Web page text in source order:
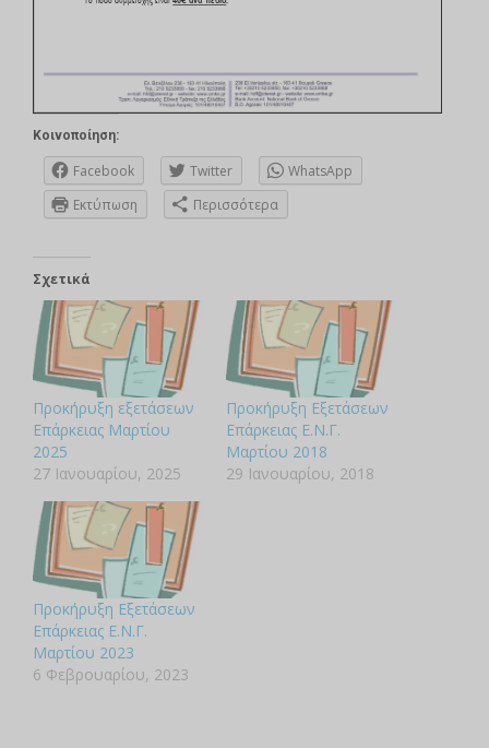
Κοινοποίηση:
Facebook Twitter
WhatsApp
Εκτύπωση
Περισσότερα
Σχετικά
Προκήρυξη εξετάσεων
Επάρκειας Μαρτίου
2025
27 Ιανουαρίου, 2025
Προκήρυξη Εξετάσεων
Επάρκειας Ε.Ν.Γ.
Μαρτίου 2018
29 Ιανουαρίου, 2018
Προκήρυξη Εξετάσεων
Επάρκειας Ε.Ν.Γ.
Μαρτίου 2023
6 Φεβρουαρίου, 2023